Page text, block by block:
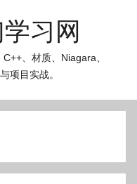
习网
、材质、Niagara、
项目实战。